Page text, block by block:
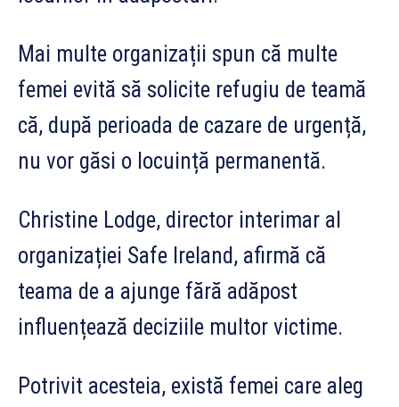
Mai multe organizații spun că multe
femei evită să solicite refugiu de teamă
că, după perioada de cazare de urgență,
nu vor găsi o locuință permanentă.
Christine Lodge, director interimar al
organizației Safe Ireland, afirmă că
teama de a ajunge fără adăpost
influențează deciziile multor victime.
Potrivit acesteia, există femei care aleg